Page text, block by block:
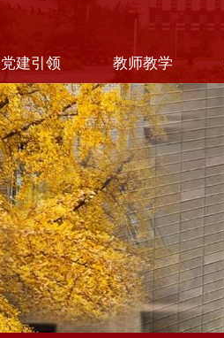
党建引领 教师教学